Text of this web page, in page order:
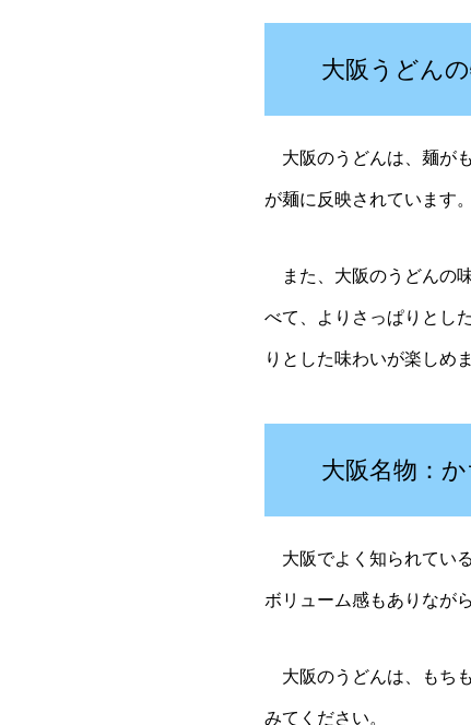
大阪うどん
大阪のうどんは、麺が
が麺に反映されています
また、大阪のうどんの
べて、よりさっぱりとし
りとした味わいが楽しめ
大阪名物：
大阪でよく知られてい
ボリューム感もありなが
大阪のうどんは、もち
みてください。